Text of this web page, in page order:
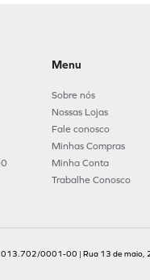
Menu
Sobre nós
Nossas Lojas
Fale conosco
Minhas Compras
Minha Conta
Trabalhe Conosco
0001-00 | Rua 13 de